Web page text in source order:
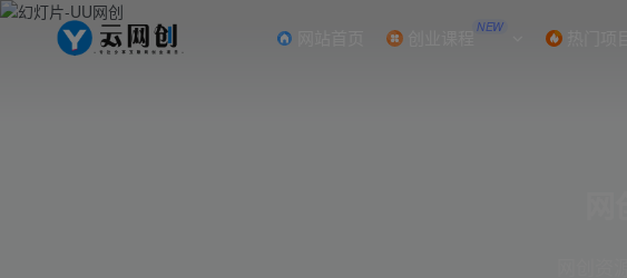
创业课程 NEW 热门项目